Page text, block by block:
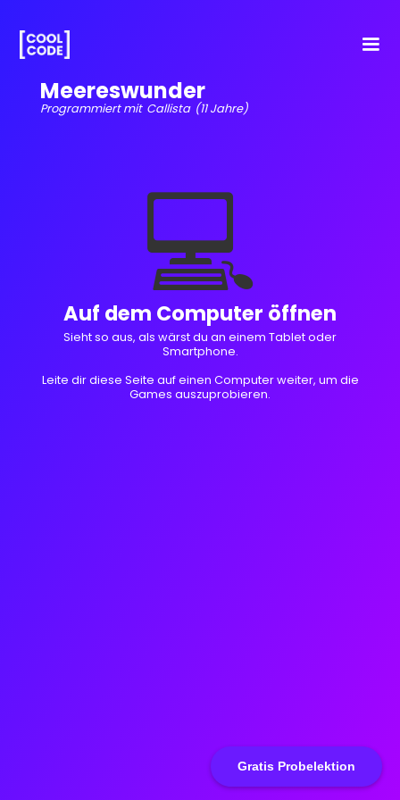
Gratis Probelektion
Meereswunder
Programmiert mit Callista (11 Jahre)
💻
Auf dem Computer öffnen
Sieht so aus, als wärst du an einem Tablet oder
Smartphone.
Leite dir diese Seite auf einen Computer weiter, um die
Games auszuprobieren.